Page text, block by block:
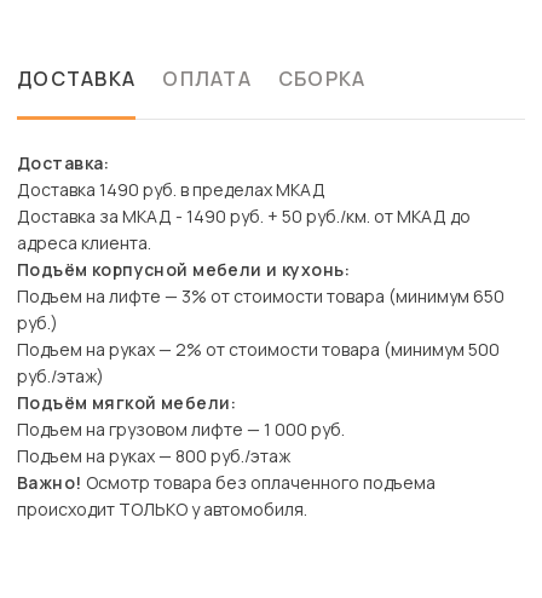
ДОСТАВКА ОПЛАТА СБОРКА
Доставка:
Доставка 1490 руб. в пределах МКАД
Доставка за МКАД - 1490 руб. + 50 руб./км. от МКАД до
адреса клиента.
Подъём корпусной мебели и кухонь:
Подъем на лифте — 3% от стоимости товара (минимум 650
руб.)
Подъем на руках — 2% от стоимости товара (минимум 500
руб./этаж)
Подъём мягкой мебели:
Подъем на грузовом лифте — 1 000 руб.
Подъем на руках — 800 руб./этаж
Важно! Осмотр товара без оплаченного подъема
происходит ТОЛЬКО у автомобиля.